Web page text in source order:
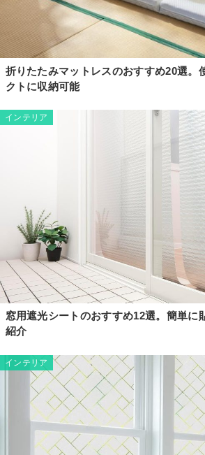
折りたたみマットレスのおすすめ20選。
クトに収納可能
インテリア
窓用遮光シートのおすすめ12選。簡単に
紹介
インテリア